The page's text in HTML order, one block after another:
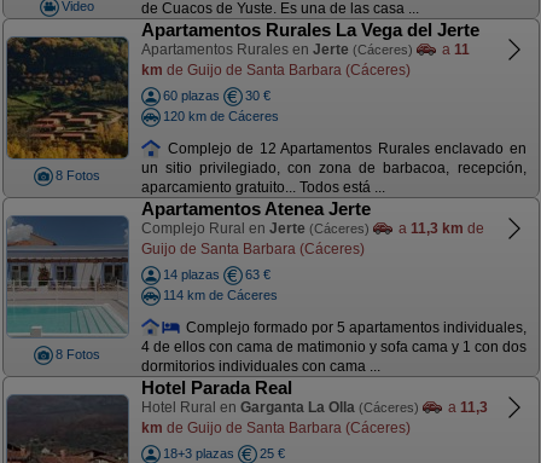
Video
de Cuacos de Yuste. Es una de las casa ...
8 Fotos
Apartamentos Rurales La Vega del Jerte
Apartamentos Rurales en Jerte (Cáceres) a 11
km de Guijo de Santa Barbara (Cáceres)
60 plazas
30 €
120 km de Cáceres
Complejo de 12 Apartamentos Rurales enclavado en
un sitio privilegiado, con zona de barbacoa, recepción,
aparcamiento gratuito... Todos está ...
8 Fotos
Apartamentos Atenea Jerte
Complejo Rural en Jerte (Cáceres) a 11,3 km de
Guijo de Santa Barbara (Cáceres)
14 plazas
63 €
114 km de Cáceres
Complejo formado por 5 apartamentos individuales,
4 de ellos con cama de matimonio y sofa cama y 1 con dos
dormitorios individuales con cama ...
Hotel Parada Real
Hotel Rural en Garganta La Olla (Cáceres) a 11,3
km de Guijo de Santa Barbara (Cáceres)
18+3 plazas
25 €